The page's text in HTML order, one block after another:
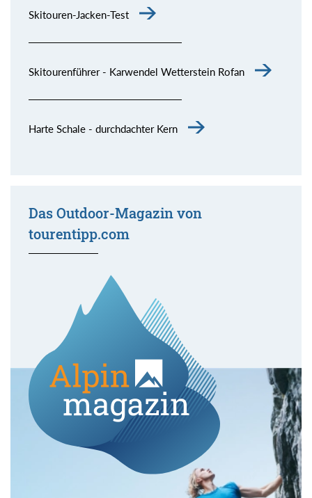
Skitouren-Jacken-Test
Skitourenführer - Karwendel Wetterstein Rofan
Harte Schale - durchdachter Kern
Das Outdoor-Magazin von
tourentipp.com